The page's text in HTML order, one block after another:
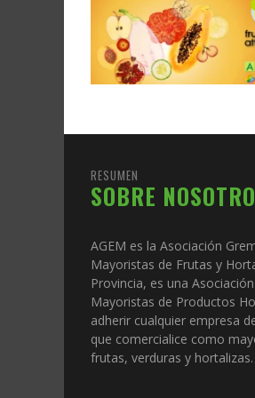
RESUMEN
SOBRE
AGEM es la Asociación
Mayoristas de Frutas y
Provincia, es una
Mayoristas de Productos
adherir cualquier empresa
que comercialice como
frutas, verduras y hortalizas.